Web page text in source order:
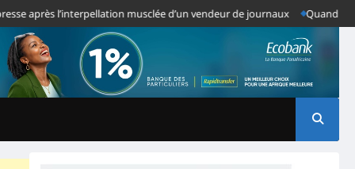
l’interpellation musclée d’un vendeur de journaux Quand des